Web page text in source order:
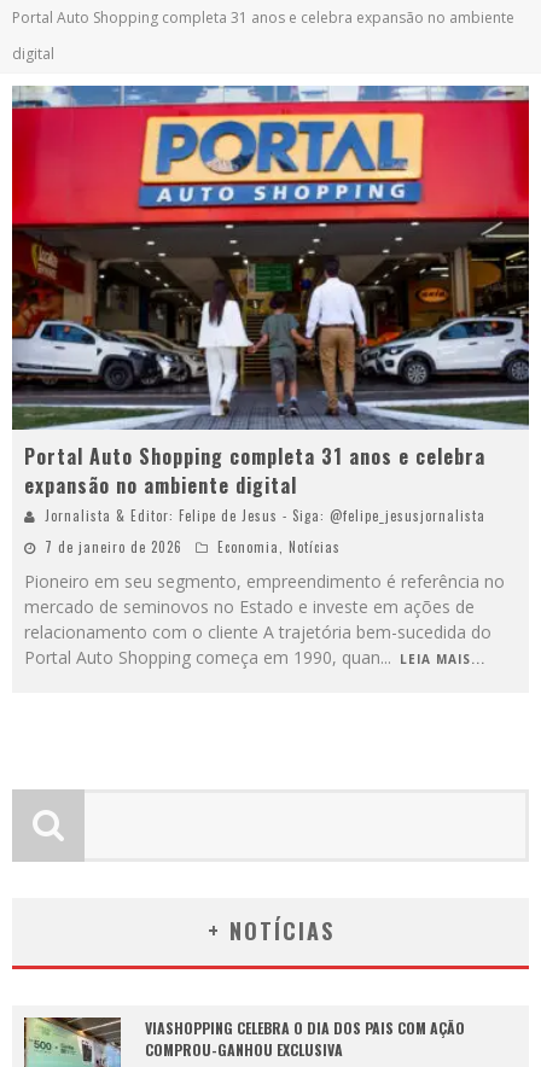
Portal Auto Shopping completa 31 anos e celebra expansão no ambiente
digital
Portal Auto Shopping completa 31 anos e celebra
expansão no ambiente digital
Jornalista & Editor: Felipe de Jesus - Siga: @felipe_jesusjornalista
7 de janeiro de 2026
Economia, Notícias
Pioneiro em seu segmento, empreendimento é referência no
mercado de seminovos no Estado e investe em ações de
relacionamento com o cliente A trajetória bem-sucedida do
Portal Auto Shopping começa em 1990, quan... LEIA MAIS...
+ NOTÍCIAS
VIASHOPPING CELEBRA O DIA DOS PAIS COM AÇÃO
COMPROU-GANHOU EXCLUSIVA